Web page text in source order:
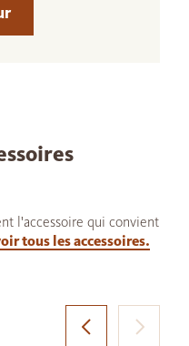
l'accessoire qui convient
tous les accessoires.